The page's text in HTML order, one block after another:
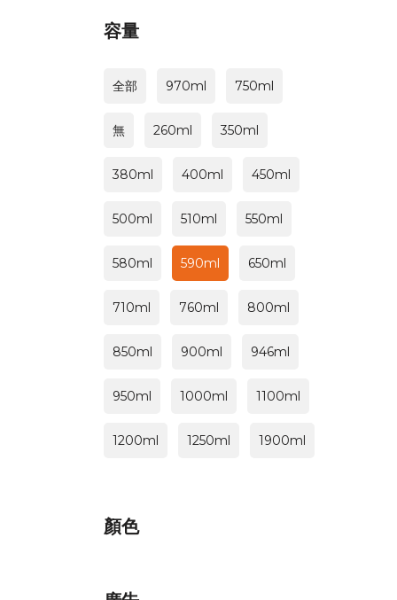
容量
全部 970ml 750ml
無 260ml 350ml
380ml 400ml 450ml
500ml 510ml 550ml
580ml 590ml 650ml
710ml 760ml 800ml
850ml 900ml 946ml
950ml 1000ml 1100ml
1200ml 1250ml 1900ml
顏色